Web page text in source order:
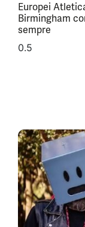
Europei
Birmingham
sempre